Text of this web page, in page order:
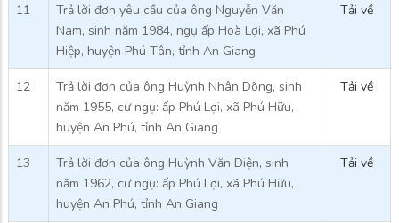
11
Trả lời đơn yêu cầu của ông Nguyễn Văn
Nam, sinh năm 1984, ngụ ấp Hoà Lợi, xã Phú
Hiệp, huyện Phú Tân, tỉnh An Giang
Tải về
12
Trả lời đơn của ông Huỳnh Nhân Dõng, sinh
năm 1955, cư ngụ: ấp Phú Lợi, xã Phú Hữu,
huyện An Phú, tỉnh An Giang
Tải về
13
Trả lời đơn của ông Huỳnh Văn Diện, sinh
năm 1962, cư ngụ: ấp Phú Lợi, xã Phú Hữu,
huyện An Phú, tỉnh An Giang
Tải về